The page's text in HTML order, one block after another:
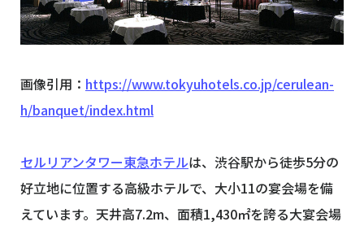
画像引用： https://www.tokyuhotels.co.jp/cerulean-
h/banquet/index.html
セルリアンタワー東急ホテルは、渋谷駅から徒歩5分の
好立地に位置する高級ホテルで、大小11の宴会場を備
えています。天井高7.2m、面積1,430㎡を誇る大宴会場